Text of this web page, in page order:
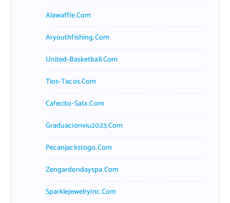
Alawaffle.com
Aryouthfishing.com
United-Basketball.com
Tios-Tacos.com
Cafecito-Satx.com
Graduacionviu2023.com
Pecanjackstogo.com
Zengardendayspa.com
Sparklejewelryinc.com